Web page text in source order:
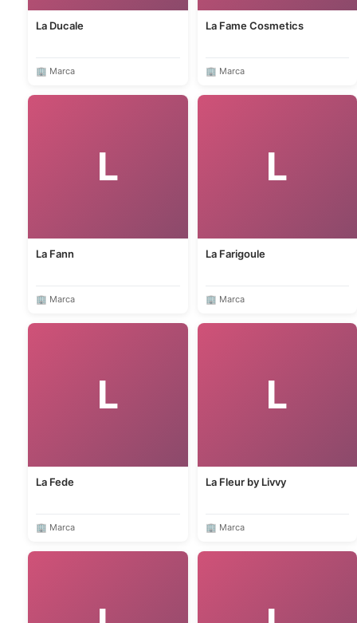
La Ducale
🏢 Marca
La Fame Cosmetics
🏢 Marca
L
La Fann
🏢 Marca
L
La Farigoule
🏢 Marca
L
La Fede
🏢 Marca
L
La Fleur by Livvy
🏢 Marca